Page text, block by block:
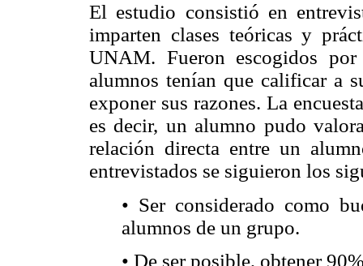
El estudio consistió en
imparten clases teóricas y
UNAM. Fueron escogidos
alumnos tenían que calificar a
exponer sus razones. La
es decir, un alumno pudo
relación directa entre un
entrevistados se siguieron los
• Ser considerado como
alumnos de un grupo.
• De ser posible, obtener